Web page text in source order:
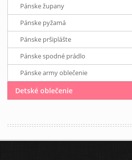
Pánske župany
Pánske pyžamá
Pánske pršiplášte
Pánske spodné prádlo
Pánske army oblečenie
Detské oblečenie